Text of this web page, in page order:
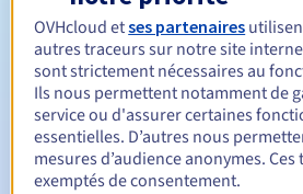
Durée de renouvellement
Période de rédemption
OVHcloud etses partenaires
autres traceurs sur notre site
sont strictement nécessaires au
Ils nous permettent notamment de
service ou d'assurer certaines
essentielles. D’autres nous
mesures d’audience anonymes.
exemptés de consentement.